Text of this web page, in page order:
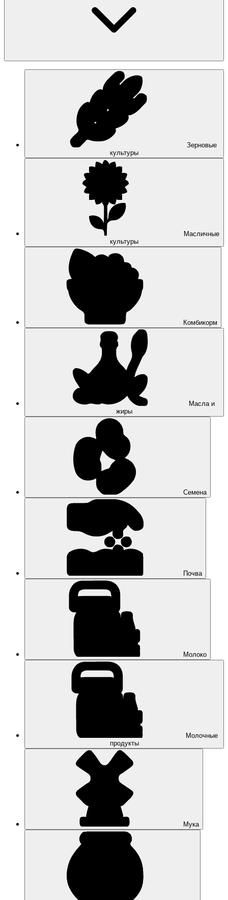
Зерновые
культуры
Масличные
культуры
Комбикорм
Масла и
жиры
Семена
Почва
Молоко
Молочные
продукты
Мука